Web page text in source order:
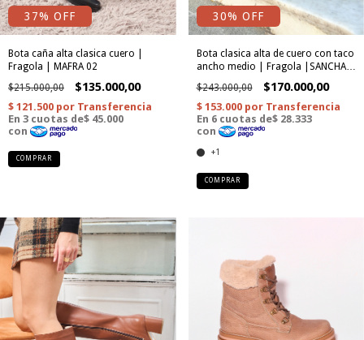
37% OFF
Bota caña alta clasica cuero |
Fragola | MAFRA 02
$215.000,00
$135.000,00
COMPRAR
30% OFF
Bota clasica alta de cuero con taco
ancho medio | Fragola |SANCHA
$243.000,00 $170.000,00
+1
COMPRAR